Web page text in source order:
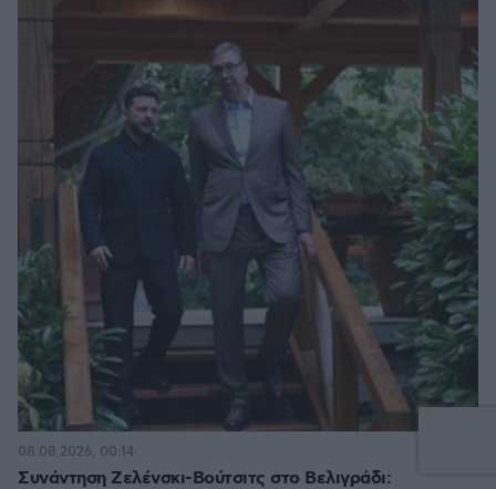
Συνάντηση Ζελένσκι-Βούτσιτς στο Βελιγράδι:
08.08.2026, 00:14